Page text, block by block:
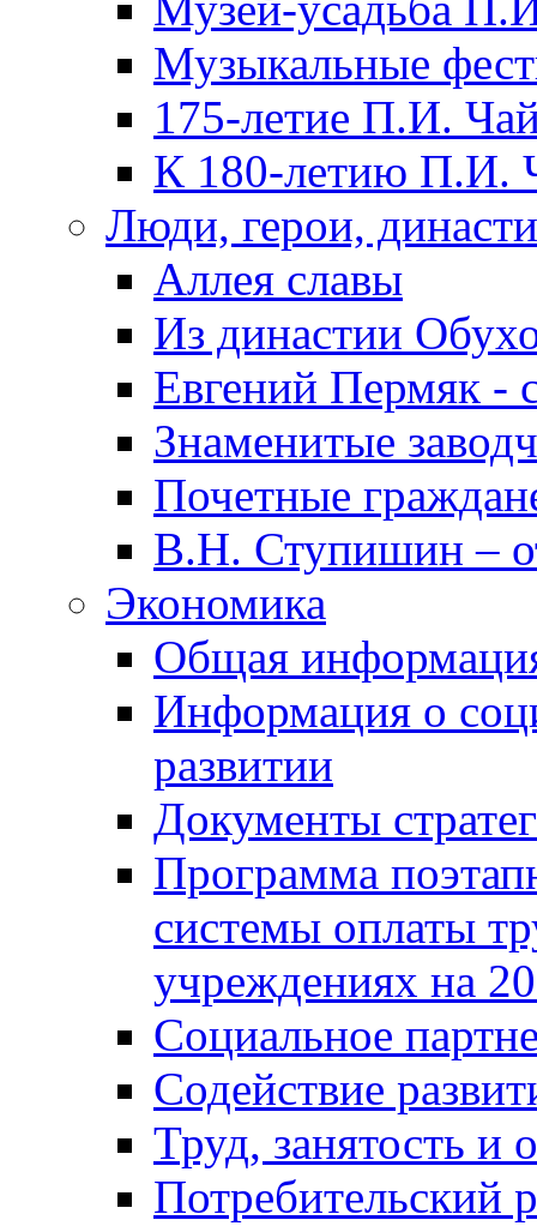
Музыкальные
175-летие П.И.
К 180-летию П.И.
Люди, герои,
Аллея славы
Из династии
Евгений Пермяк -
Знаменитые
Почетные
В.Н. Ступишин –
Экономика
Общая
Информация о
развитии
Документы
Программа
системы оплаты
учреждениях на
Социальное
Содействие
Труд, занятость и
Потребительский